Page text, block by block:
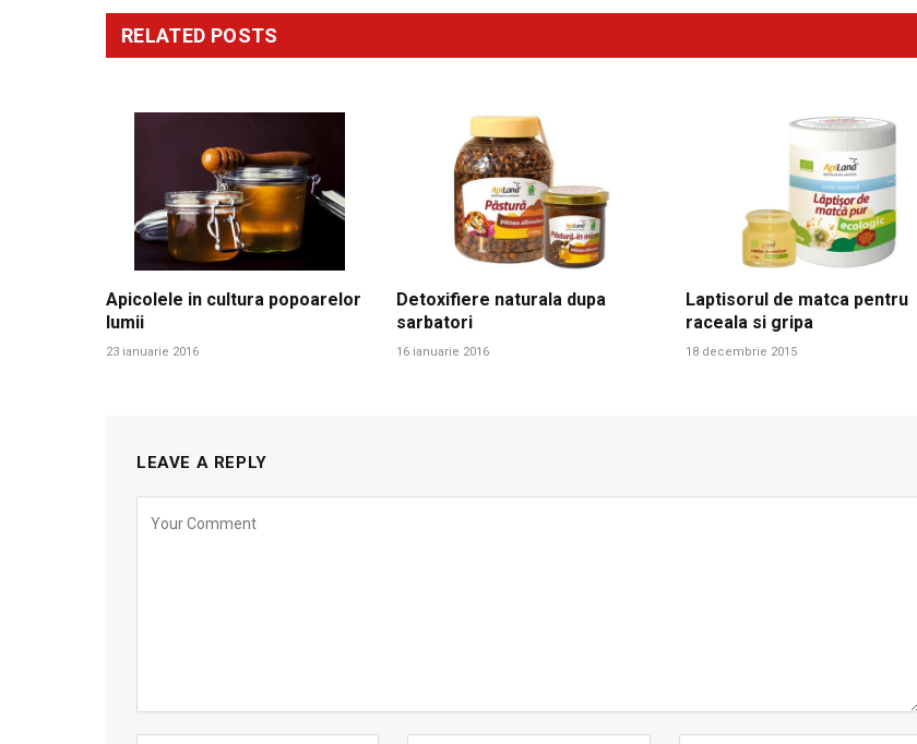
RELATED POSTS
Apicolele in cultura popoarelor
lumii
23 ianuarie 2016
Detoxifiere naturala dupa
sarbatori
16 ianuarie 2016
Laptisorul de matca pentru
raceala si gripa
18 decembrie 2015
LEAVE A REPLY